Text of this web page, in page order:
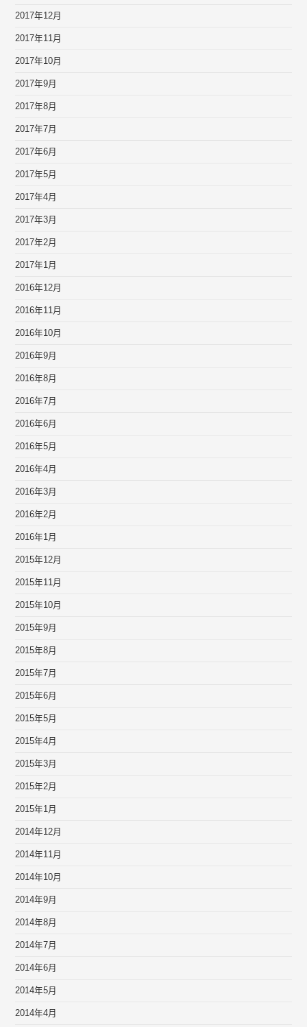
2017年12月
2017年11月
2017年10月
2017年9月
2017年8月
2017年7月
2017年6月
2017年5月
2017年4月
2017年3月
2017年2月
2017年1月
2016年12月
2016年11月
2016年10月
2016年9月
2016年8月
2016年7月
2016年6月
2016年5月
2016年4月
2016年3月
2016年2月
2016年1月
2015年12月
2015年11月
2015年10月
2015年9月
2015年8月
2015年7月
2015年6月
2015年5月
2015年4月
2015年3月
2015年2月
2015年1月
2014年12月
2014年11月
2014年10月
2014年9月
2014年8月
2014年7月
2014年6月
2014年5月
2014年4月